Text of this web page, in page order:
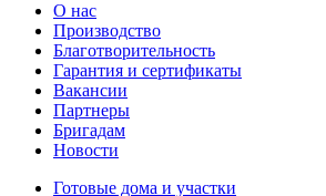
О нас
Производство
Благотворительность
Гарантия и сертификаты
Вакансии
Партнеры
Бригадам
Новости
Готовые дома и участки